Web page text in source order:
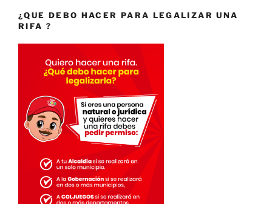
¿QUE DEBO HACER PARA LEGALIZAR UNA
RIFA ?